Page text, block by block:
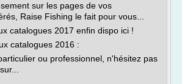
sur les pages de vos
Raise Fishing le fait pour vous...
catalogues 2017 enfin dispo ici !
catalogues 2016 :
ou professionnel, n'hésitez pas